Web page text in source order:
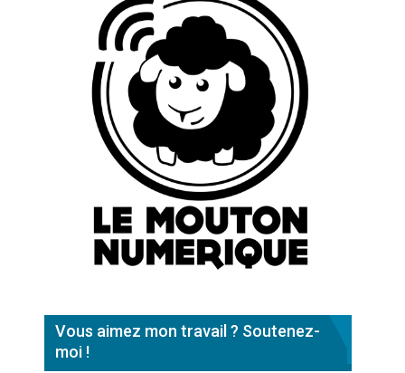
Vous aimez mon travail ? Soutenez-
moi !